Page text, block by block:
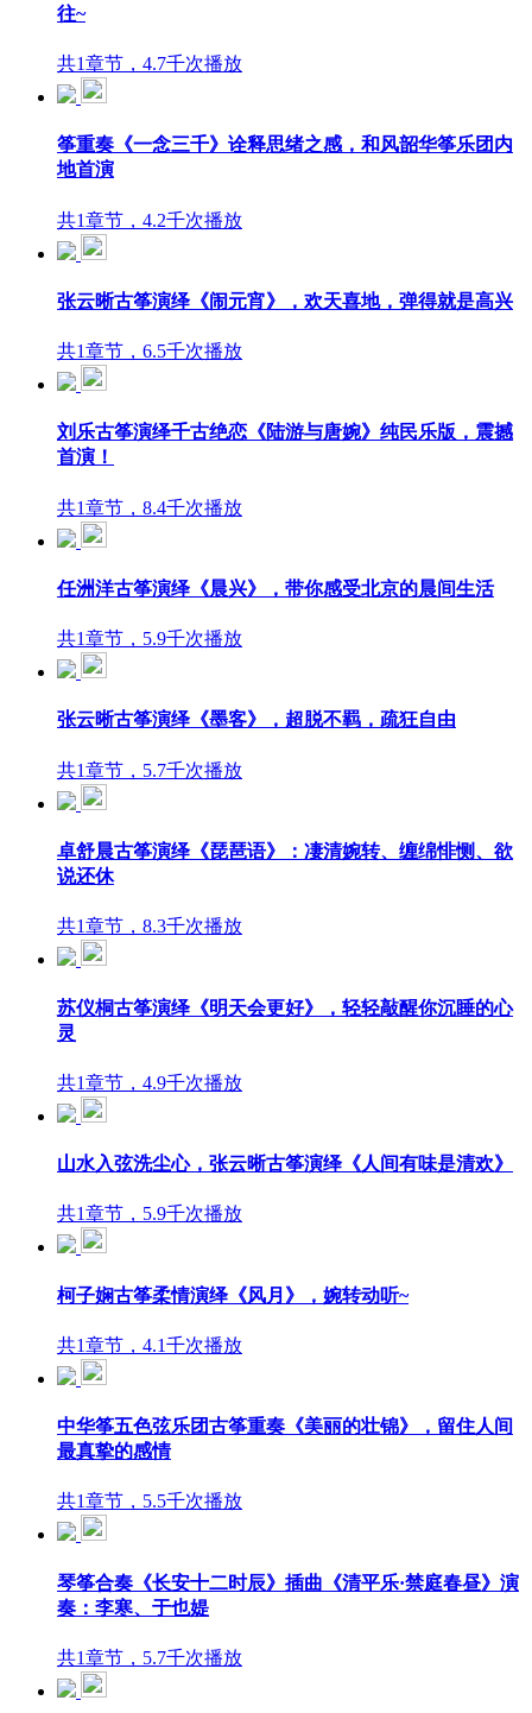
往~
共1章节，4.7千次播放
筝重奏《一念三千》诠释思绪之感，和风韶华筝乐团内
地首演
共1章节，4.2千次播放
张云晰古筝演绎《闹元宵》，欢天喜地，弹得就是高兴
共1章节，6.5千次播放
刘乐古筝演绎千古绝恋《陆游与唐婉》纯民乐版，震撼
首演！
共1章节，8.4千次播放
任洲洋古筝演绎《晨兴》，带你感受北京的晨间生活
共1章节，5.9千次播放
张云晰古筝演绎《墨客》，超脱不羁，疏狂自由
共1章节，5.7千次播放
卓舒晨古筝演绎《琵琶语》：凄清婉转、缠绵悱恻、欲
说还休
共1章节，8.3千次播放
苏仪桐古筝演绎《明天会更好》，轻轻敲醒你沉睡的心
灵
共1章节，4.9千次播放
山水入弦洗尘心，张云晰古筝演绎《人间有味是清欢》
共1章节，5.9千次播放
柯子娴古筝柔情演绎《风月》，婉转动听~
共1章节，4.1千次播放
中华筝五色弦乐团古筝重奏《美丽的壮锦》，留住人间
最真挚的感情
共1章节，5.5千次播放
琴筝合奏《长安十二时辰》插曲《清平乐·禁庭春昼》演
奏：李寒、于也媞
共1章节，5.7千次播放